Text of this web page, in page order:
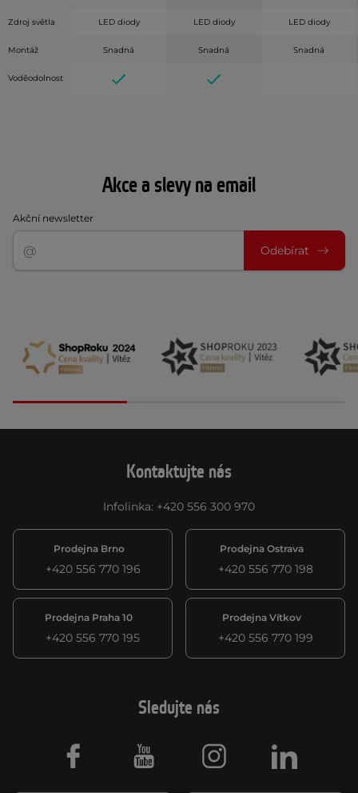
Zdroj světla LED diody LED diody LED diody
Montáž Snadná Snadná Snadná
Voděodolnost
Akce a slevy na email
Akční newsletter
Odebírat
Kontaktujte nás
Infolinka: +420 556 300 970
Prodejna Brno
+420 556 770 196
Prodejna Ostrava
+420 556 770 198
Prodejna Praha 10
+420 556 770 195
Prodejna Vítkov
+420 556 770 199
Sledujte nás
Facebook Youtube Instagram LinkedIn